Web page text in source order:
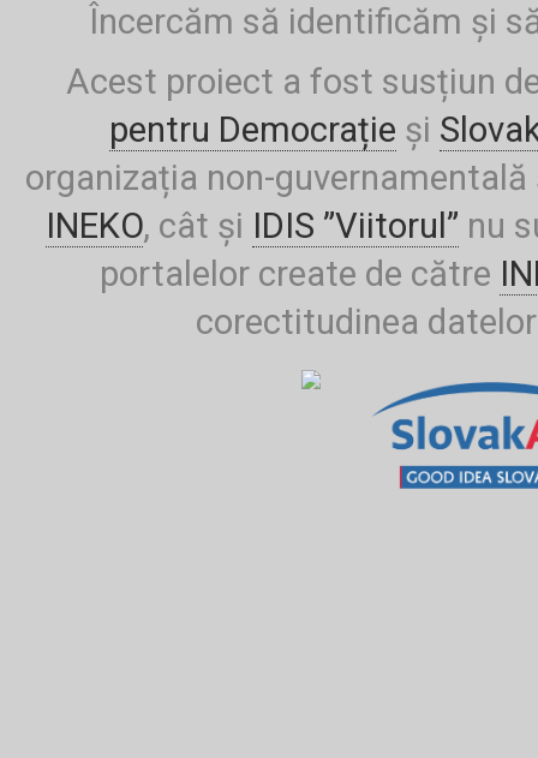
Încercăm să identificăm și
Acest proiect a fost susțiun
pentru Democrație și
organizația non-
INEKO, cât și IDIS ”Viitorul” nu
portalelor create de către
corectitudinea